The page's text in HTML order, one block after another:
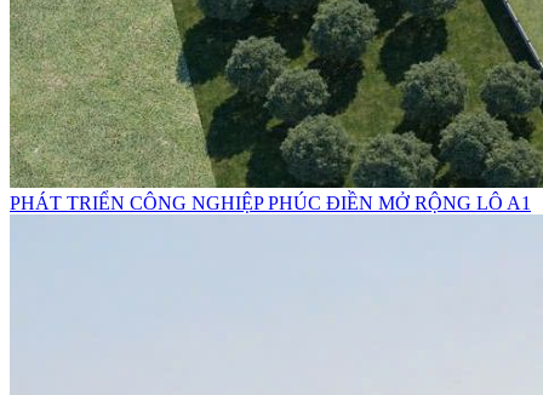
PHÁT TRIỂN CÔNG NGHIỆP PHÚC ĐIỀN MỞ RỘNG LÔ A1